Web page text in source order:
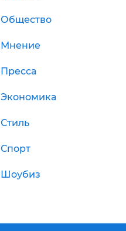
Общество
Мнение
Пресса
Экономика
Стиль
Спорт
Шоубиз